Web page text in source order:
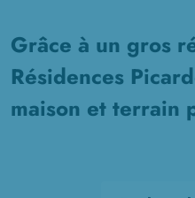
Grâce à un gros
Résidences
maison et terrain